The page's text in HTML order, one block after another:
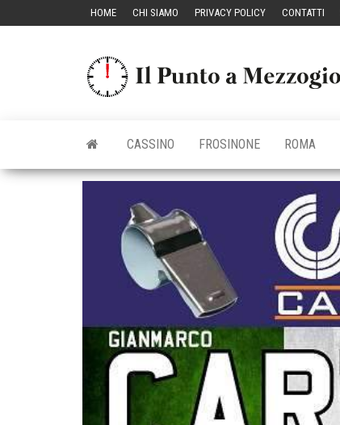
HOME CHI SIAMO PRIVACY POLICY CONTATTI
CASSINO FROSINONE ROMA